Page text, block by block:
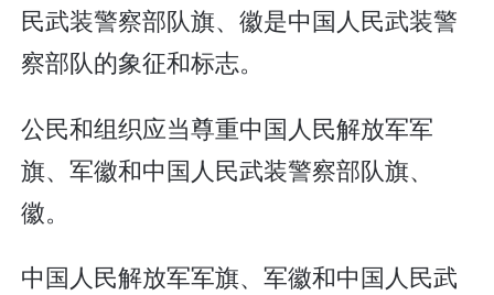
民武装警察部队旗、徽是中国人民武装警
察部队的象征和标志。
公民和组织应当尊重中国人民解放军军
旗、军徽和中国人民武装警察部队旗、
徽。
中国人民解放军军旗、军徽和中国人民武